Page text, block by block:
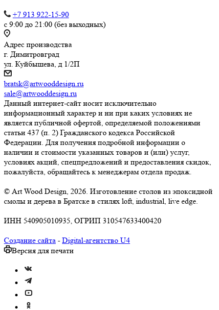
+7 913 922-15-90
с 9:00 до 21:00 (без выходных)
Адрес производства
г. Димитровград
ул. Куйбышева, д 1/2П
bratsk@artwooddesign.ru
sale@artwooddesign.ru
Данный интернет-сайт носит исключительно
информационный характер и ни при каких условиях не
является публичной офертой, определяемой положениями
статьи 437 (п. 2) Гражданского кодекса Российской
Федерации. Для получения подробной информации о
наличии и стоимости указанных товаров и (или) услуг,
условиях акций, спецпредложений и предоставления скидок,
пожалуйста, обращайтесь к менеджерам отдела продаж.
© Art Wood Design, 2026. Изготовление столов из эпоксидной
смолы и дерева в Братске в стилях loft, industrial, live edge.
ИНН 540905010935, ОГРИП 310547633400420
Создание сайта - Digital-агентство U4
Версия для печати